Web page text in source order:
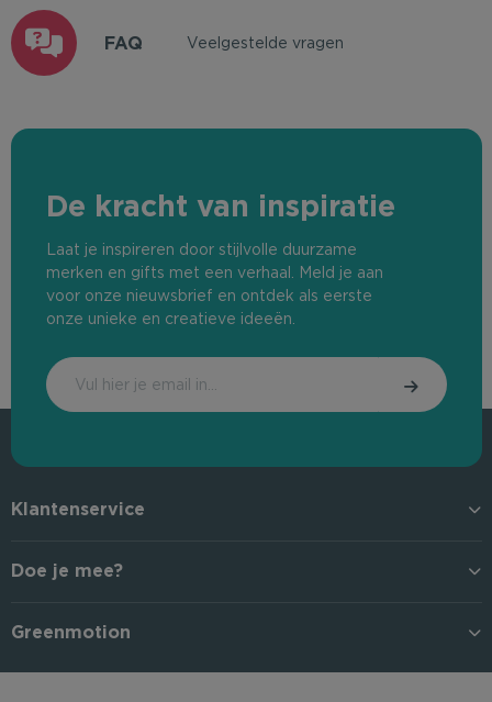
FAQ Veelgestelde vragen
De kracht van inspiratie
Laat je inspireren door stijlvolle duurzame
merken en gifts met een verhaal. Meld je aan
voor onze nieuwsbrief en ontdek als eerste
onze unieke en creatieve ideeën.
Klantenservice
Doe je mee?
Greenmotion